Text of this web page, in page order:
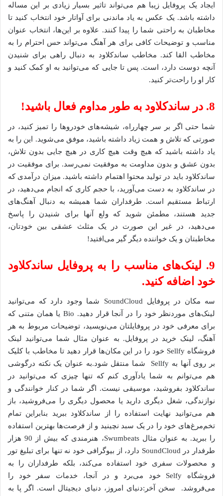
ایجاد یک پروفایل زیبا هم می‌تواند تاثیر بسیار زیادی بر این مساله
داشته باشد. یک عکس به یاد ماندنی برای آواتار خود انتخاب کنید تا
مخاطبان به راحتی شما را پیدا کنند. علاوه بر این‌ها، انتخاب عنوان
مناسب و توضیحات کافی برای هر آهنگ می‌تواند حس احترام را به
مخاطب القا کند. مخاطب ساندکلاود به دنبال راهی برای شنیدن
آنچه دوست دارد، است. پس تا جایی که می‌توانید به او کمک کنید و
کار او را راحت‌تر کنید.
8. در ساندکلاود به طور مداوم فعال باشید!
شما حتی اگر بر سر چهارراه، شیشه‌های خودروها را تمیز کنید، در
صورتی که تلاش و همت زیاد داشته باشید، موفق می‌شوید. این را به
یاد داشته باشید که هیچ وقت هیچ کاری در هیچ جایی بدون تلاش،
بدون عشق و بدون مداومت به موفقیت نمی‌رسد. برای موفقیت در
ساندکلاود باید در تولید محتوا اهتمام داشته باشید. میزان درآمدی که
در ساندکلاود به دست می‌آورید، با حجم کاری که انجام می‌دهید، در
ارتباط مستقیم است. طرفداران شما همیشه به دنبال آهنگ‌های
جدید هستند، مطمئن شوید که ولع آنها برای شنیدن را پاسخ
می‌دهید، در غیر این صورت در یک مثلث عشقی بین خودتان،
مخاطبتان و یک خواننده دیگر گیر می‌افتید!
9. لینک‌های مناسب را به پروفایل ساندکلاود
خود اضافه کنید.
سه مکان در پروفایل SoundCloud شما وجود دارد که می‌توانید
لینک‌های موردنظر خود را در آنجا قرار دهید. Bio یا همان متنی که
برای معرفی خود در پروفایلتان می‌نویسید، توضیحات مربوط به هر
آهنگ، لینک خرید در پروفایل. به عنوان مثال شما می‌توانید لینک
فروشگاه Sellfy خود را در این مکان‌ها قرار دهید تا مخاطب با کلیک
بر روی آنها به Sellfy شما منتقل شود.به عنوان یک نکته درگوشی
هم می‌توانم به شما یادآوری کنم که تنها چیزی که می‌توانید در
ساندکلاود بفروشید، موسیقی نیست. اگر شما در کنار خوانندگی و
نوازندگی، شغل دیگری دارید یا محصول دیگری را می‌فروشید، باز
هم می‌توانید نهایت استفاده را از ساندکلاود ببرید بنابراین تمام
تخم‌مرغ‌های خود را در یک سبد نچینید و از فرصت‌ها بهترین استفاده
را ببرید. به عنوان مثال Swumbeats، هنرمندی که بیش از 90 هزار
طرفدار در SoundCloud دارد، از بیوگرافی خود نه تنها برای تبلیغ تور
و محصولات سفری خود استفاده می‌کند، بلکه طرفداران را به
فروشگاه Selfy خود می‌برد و در آنجا، خدمات سفر خود را
می‌فروشد. سخن آخر:دنیای امروز، دنیای دیجیتال است. اگر پا به